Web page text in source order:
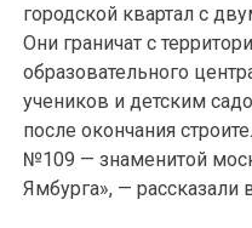
городской квартал с
Они граничат с
образовательного
учеников и детским
после окончания
№109 — знаменитой
Ямбурга», — рассказали